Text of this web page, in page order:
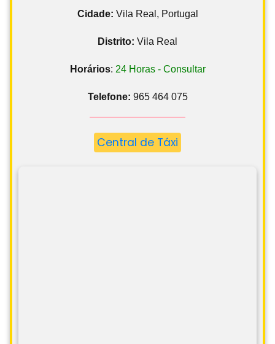
Cidade: Vila Real, Portugal
Distrito: Vila Real
Horários: 24 Horas - Consultar
Telefone: 965 464 075
Central de Táxi